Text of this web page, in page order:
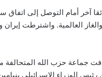
آخر أمام التوصل إلى اتفاق
العالمية. واشترطت
جماعة حزب الله المتحالفة
الوزراء الإسرائيلي